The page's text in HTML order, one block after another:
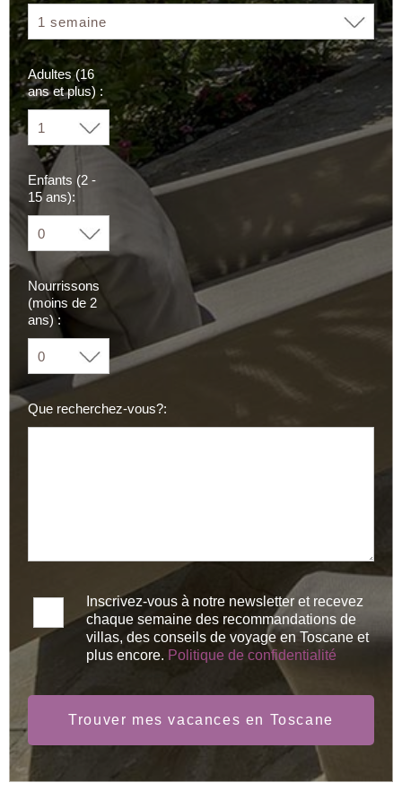
Adultes (16
ans et plus) :
Enfants (2 -
15 ans):
Nourrissons
(moins de 2
ans) :
Que recherchez-vous?:
Inscrivez-vous à notre newsletter et recevez
chaque semaine des recommandations de
villas, des conseils de voyage en Toscane et
plus encore. Politique de confidentialité
Trouver mes vacances en Toscane